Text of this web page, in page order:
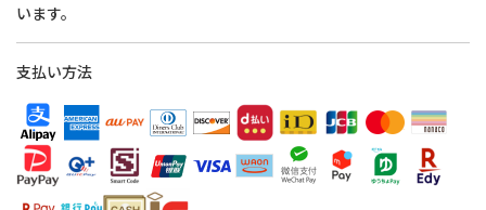
います。
支払い方法